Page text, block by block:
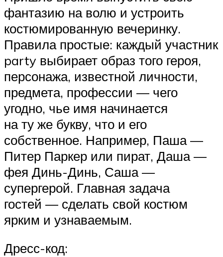
фантазию на волю и устроить
костюмированную вечеринку.
Правила простые: каждый участник
party выбирает образ того героя,
персонажа, известной личности,
предмета, профессии — чего
угодно, чье имя начинается
на ту же букву, что и его
собственное. Например, Паша —
Питер Паркер или пират, Даша —
фея Динь-Динь, Саша —
супергерой. Главная задача
гостей — сделать свой костюм
ярким и узнаваемым.
Дресс-код: